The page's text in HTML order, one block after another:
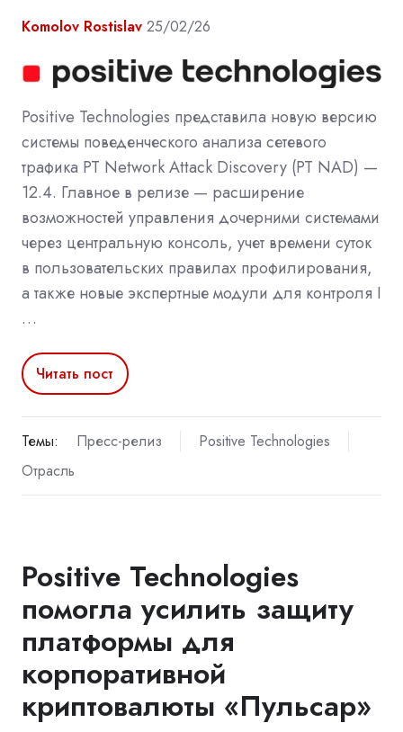
Komolov Rostislav 25/02/26
Positive Technologies представила новую версию
системы поведенческого анализа сетевого
трафика PT Network Attack Discovery (PT NAD) —
12.4. Главное в релизе — расширение
возможностей управления дочерними системами
через центральную консоль, учет времени суток
в пользовательских правилах профилирования,
а также новые экспертные модули для контроля I
…
Читать пост
Темы: Пресс-релиз
Positive Technologies
Отрасль
Positive Technologies
помогла усилить защиту
платформы для
корпоративной
криптовалюты «Пульсар»